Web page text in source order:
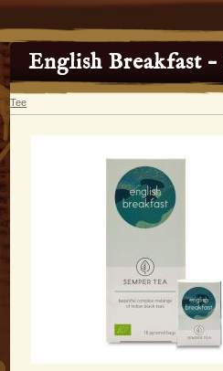
English Breakfast –
Tee